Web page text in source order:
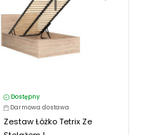
Dostępny
Darmowa dostawa
Zestaw Łóżko Tetrix Ze